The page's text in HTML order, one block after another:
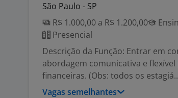
São Paulo - SP
R$ 1.000,00 a R$ 1.200,00
Presencial
Descrição da Função: Entrar em
abordagem comunicativa e
financeiras. (Obs: todos os
Vagas semelhantes